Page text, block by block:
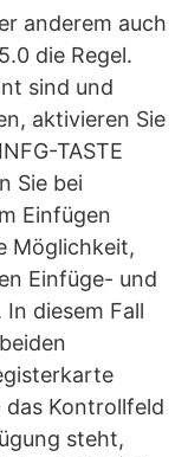
anderem auch
die Regel.
sind und
aktivieren Sie
TASTE
Sie bei
Einfügen
Möglichkeit,
Einfüge- und
diesem Fall
Kontrollfeld
steht,